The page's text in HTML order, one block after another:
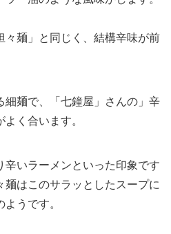
々麺」と同じく、結構辛味が前
細麺で、「七鐘屋」さんの」辛
く合います。
辛いラーメンといった印象です
麺はこのサラッとしたスープに
うです。